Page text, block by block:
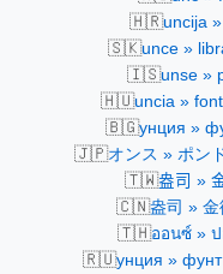
🇭🇷uncija
🇸🇰unce »
🇮🇸unse »
🇭🇺uncia »
🇧🇬унция »
🇯🇵オンス » ポン
🇹🇼盎司 »
🇨🇳盎司 » 金
🇹🇭ออนซ์ » ป
🇷🇺унция » фунт